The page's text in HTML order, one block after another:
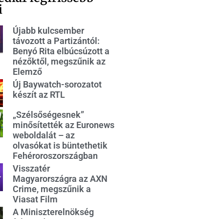
Újabb kulcsember
távozott a Partizántól:
Benyó Rita elbúcsúzott a
nézőktől, megszűnik az
Elemző
Új Baywatch-sorozatot
készít az RTL
„Szélsőségesnek”
minősítették az Euronews
weboldalát – az
olvasókat is büntethetik
Fehéroroszországban
Visszatér
Magyarországra az AXN
Crime, megszűnik a
Viasat Film
A Miniszterelnökség